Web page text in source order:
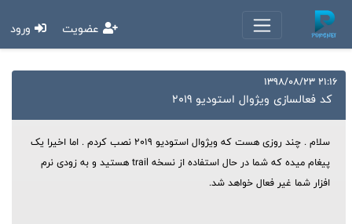
ورود عضویت
21:16 1398/08/23
کد فعالسازی ویژوال استودیو 2019
سلام . چند روزی هست که ویژوال استودیو 2019 نصب کردم . اما اخیرا یک
پیغام میده که شما در حال استفاده از نسخه trail هستید و به زودی نرم
افزار شما غیر فعال خواهد شد.